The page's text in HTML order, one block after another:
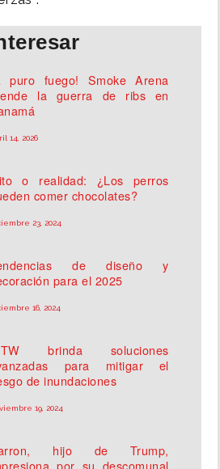
puro fuego! Smoke Arena
la guerra de ribs en
14, 2026
o realidad: ¿Los perros
comer chocolates?
23, 2024
de diseño y
para el 2025
16, 2024
brinda soluciones
para mitigar el
de inundaciones
19, 2024
hijo de Trump,
por su descomunal